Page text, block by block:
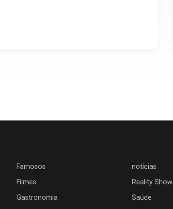
Famosos
Filmes
Gastronomia
notícias
Reality Show
Saúde